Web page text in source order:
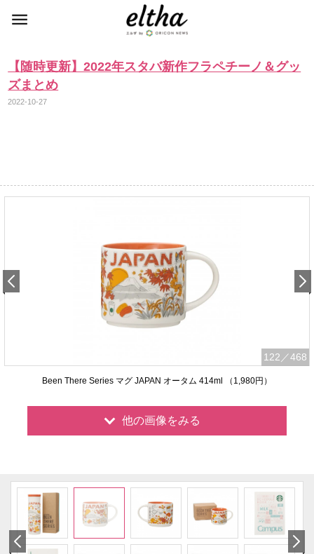
【随時更新】2022年スタバ新作フラペチーノ＆グッ
ズまとめ
2022-10-27
122 ／468
Been There Series マグ JAPAN オータム 414ml （1,980円）
他の画像をみる